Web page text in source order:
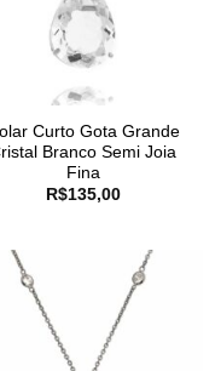
Curto Gota Grande
Branco Semi Joia
Fina
R$135,00